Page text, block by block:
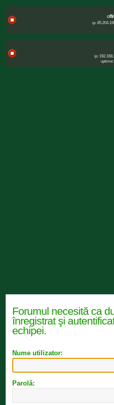
ip:
ip:
uptime:
Forumul necesită ca
înregistrat şi
echipei.
Nume utilizator:
Parolă: